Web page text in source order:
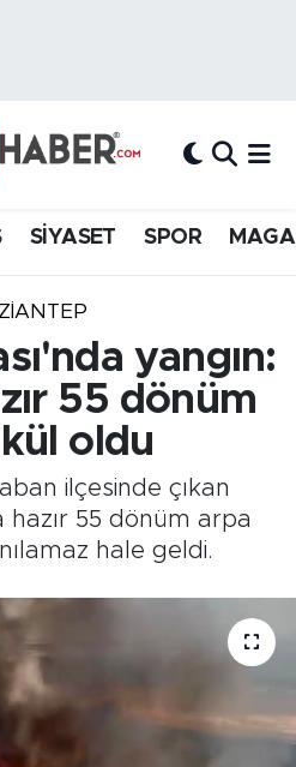
SİYASET SPOR
yangın:
55 dönüm
oldu
ilçesinde çıkan
hazır 55 dönüm arpa
hale geldi.
ve Fikstür